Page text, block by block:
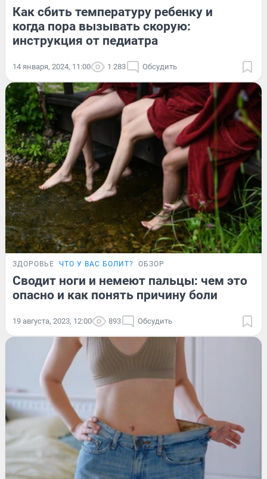
Как сбить температуру ребенку и
когда пора вызывать скорую:
инструкция от педиатра
14 января, 2024, 11:00 1 283 Обсудить
ЗДОРОВЬЕ ЧТО У ВАС БОЛИТ? ОБЗОР
Сводит ноги и немеют пальцы: чем это
опасно и как понять причину боли
19 августа, 2023, 12:00 893 Обсудить